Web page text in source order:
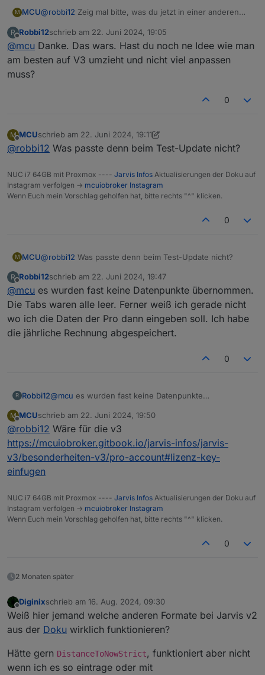
M MCU@robbi12 Zeig mal bitte, was du jetzt in einer anderen
Dann dies in Styles eintragen:
R
Offline
Robbi12schrieb am 22. Juni 2024, 19:05
zuletzt editiert von
@mcu Danke. Das wars. Hast du noch ne Idee wie man
am besten auf V3 umzieht und nicht viel anpassen
muss?
0
M
Offline
MCUschrieb am 22. Juni 2024, 19:11
zuletzt editiert von MCU
@robbi12 Was passte denn beim Test-Update nicht?
NUC i7 64GB mit Proxmox ---- Jarvis Infos Aktualisierungen der Doku auf
Instagram verfolgen -> mcuiobroker Instagram
Wenn Euch mein Vorschlag geholfen hat, bitte rechts "^" klicken.
0
M MCU@robbi12 Was passte denn beim Test-Update nicht?
R Robbi12schrieb am 22. Juni 2024, 19:47
zuletzt editiert von
@mcu es wurden fast keine Datenpunkte übernommen.
Die Tabs waren alle leer. Ferner weiß ich gerade nicht
wo ich die Daten der Pro dann eingeben soll. Ich habe
die jährliche Rechnung abgespeichert.
0
R Robbi12@mcu es wurden fast keine Datenpunkte
ich gerade nicht wo ich die Daten der Pro dann
eingeben soll. Ich habe die jährliche Rechnung
abgespeichert.
M
Offline
MCUschrieb am 22. Juni 2024, 19:50
zuletzt editiert von
@robbi12 Wäre für die v3
https://mcuiobroker.gitbook.io/jarvis-infos/jarvis-
v3/besonderheiten-v3/pro-account#lizenz-key-
einfugen
NUC i7 64GB mit Proxmox ---- Jarvis Infos Aktualisierungen der Doku auf
Instagram verfolgen -> mcuiobroker Instagram
Wenn Euch mein Vorschlag geholfen hat, bitte rechts "^" klicken.
0
2 Monaten später
Offline
Diginixschrieb am 16. Aug. 2024, 09:30
zuletzt editiert von
Weiß hier jemand welche anderen Formate bei Jarvis v2
aus der Doku wirklich funktionieren?
Hätte gern DistanceToNowStrict, funktioniert aber nicht
wenn ich es so eintrage oder mit